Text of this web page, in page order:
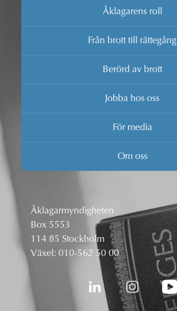
Åklagarens roll
Från brott till rättegång
Berörd av brott
Jobba hos oss
För media
Om oss
Åklagarmyndigheten
Box 5553
114 85 Stockholm
Växel: 010-562 50 00